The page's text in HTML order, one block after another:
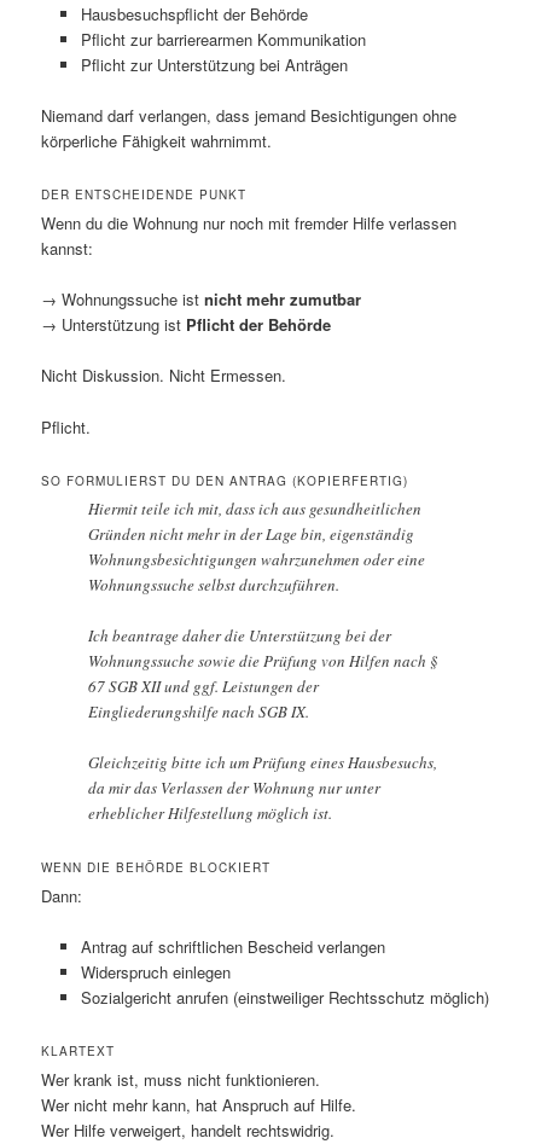
Hausbesuchspflicht der Behörde
Pflicht zur barrierearmen Kommunikation
Pflicht zur Unterstützung bei Anträgen
Niemand darf verlangen, dass jemand Besichtigungen ohne
körperliche Fähigkeit wahrnimmt.
DER ENTSCHEIDENDE PUNKT
Wenn du die Wohnung nur noch mit fremder Hilfe verlassen
kannst:
→ Wohnungssuche istnicht mehr zumutbar
→ Unterstützung ist Pflicht der Behörde
Nicht Diskussion. Nicht Ermessen.
Pflicht.
SO FORMULIERST DU DEN ANTRAG (KOPIERFERTIG)
Hiermit teile ich mit, dass ich aus gesundheitlichen
Gründen nicht mehr in der Lage bin, eigenständig
Wohnungsbesichtigungen wahrzunehmen oder eine
Wohnungssuche selbst durchzuführen.
Ich beantrage daher die Unterstützung bei der
Wohnungssuche sowie die Prüfung von Hilfen nach §
67 SGB XII und ggf. Leistungen der
Eingliederungshilfe nach SGB IX.
Gleichzeitig bitte ich um Prüfung eines Hausbesuchs,
da mir das Verlassen der Wohnung nur unter
erheblicher Hilfestellung möglich ist.
WENN DIE BEHÖRDE BLOCKIERT
Dann:
Antrag auf schriftlichen Bescheid verlangen
Widerspruch einlegen
Sozialgericht anrufen (einstweiliger Rechtsschutz möglich)
KLARTEXT
Wer krank ist, muss nicht funktionieren.
Wer nicht mehr kann, hat Anspruch auf Hilfe.
Wer Hilfe verweigert, handelt rechtswidrig.